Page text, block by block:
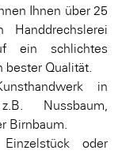
Ihnen über 25
ein schlichtes
Qualität.
in
Nussbaum,
Birnbaum.
oder